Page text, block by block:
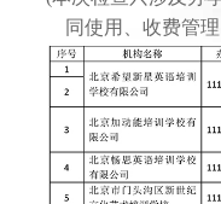
同使用、收费管